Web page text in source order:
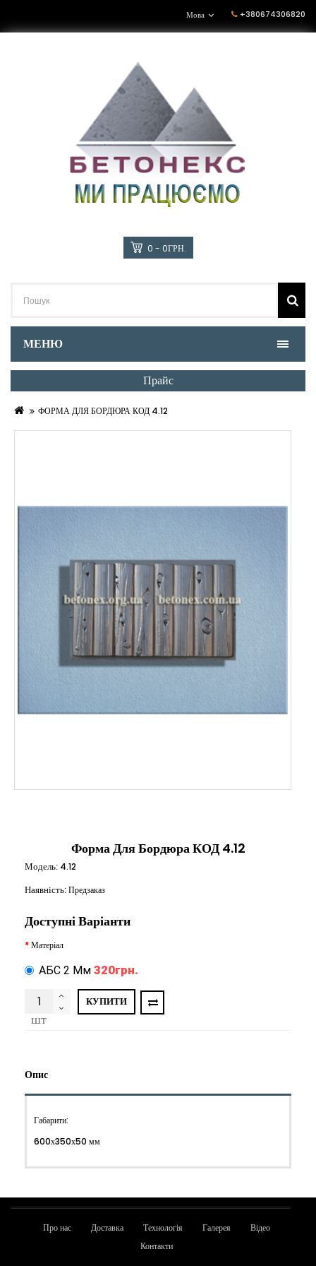
+380674306820
Мова
0 - 0ГРН.
МЕНЮ
Прайс
ФОРМА ДЛЯ БОРДЮРА КОД 4.12
Форма Для Бордюра КОД 4.12
Модель: 4.12
Наявність:Предзаказ
Доступні Варіанти
Матеріал
АБС 2 Мм 320грн.
шт
КУПИТИ
Опис
Габарити:
600х350х50 мм
Про нас Доставка Технологія Галерея
Відео
Контакти